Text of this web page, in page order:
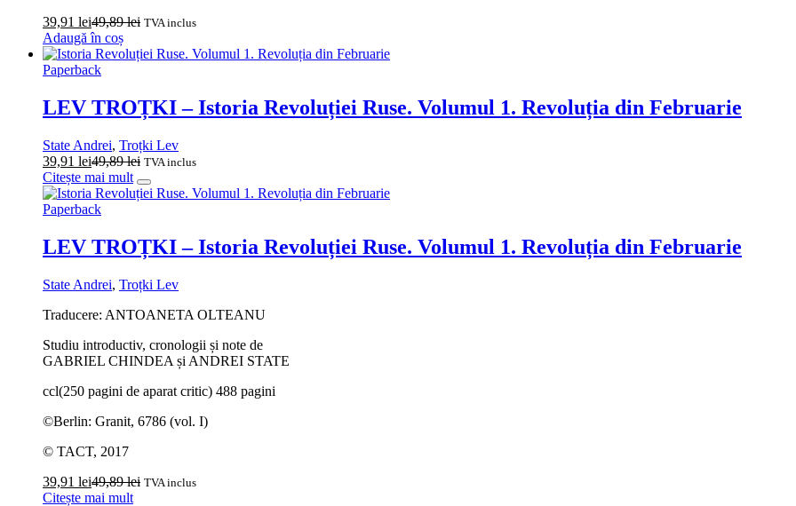
39,91 lei49,89lei TVA inclus
Adaugă în coș
Paperback
LEV TROȚKI – Istoria Revoluției Ruse. Volumul 1. Revoluția din Februarie
State Andrei, Troțki Lev
39,91 lei49,89lei TVA inclus
Citește mai mult
Paperback
LEV TROȚKI – Istoria Revoluției Ruse. Volumul 1. Revoluția din Februarie
State Andrei, Troțki Lev
Traducere: ANTOANETA OLTEANU
Studiu introductiv, cronologii și note de
GABRIEL CHINDEA și ANDREI STATE
ccl(250 pagini de aparat critic) 488 pagini
©Berlin: Granit, 6786 (vol. I)
© TACT, 2017
39,91 lei49,89lei TVA inclus
Citește mai mult